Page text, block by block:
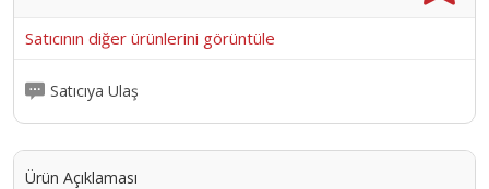
Satıcının diğer ürünlerini görüntüle
Satıcıya Ulaş
Ürün Açıklaması